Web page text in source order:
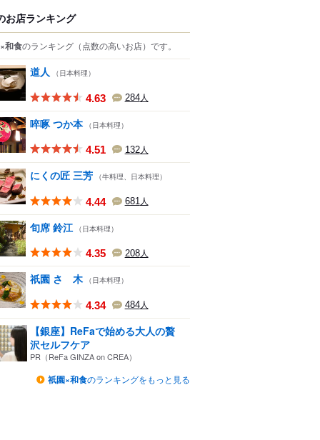
お店ランキング
和食のランキング （点数の高いお店） です。
道人 （日本料理）
4.63 284人
啐啄 つか本 （日本料理）
4.51 132人
にくの匠 三芳 （牛料理、日本料理）
4.44 681人
旬席 鈴江 （日本料理）
4.35 208人
祇園 さゝ木 （日本料理）
4.34 484人
【銀座】ReFaで始める大人の贅
沢セルフケア
PR（ReFa GINZA on CREA）
祇園×和食のランキングをもっと見る